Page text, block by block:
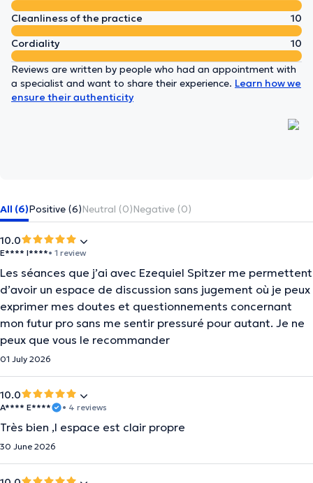
Cleanliness of the practice
10
Cordiality
10
Reviews are written by people who had an appointment with
a specialist and want to share their experience. Learn how we
ensure their authenticity
All (6)Positive (6)Neutral (0)Negative (0)
10.0
E**** I****• 1 review
Les séances que j’ai avec Ezequiel Spitzer me permettent
d’avoir un espace de discussion sans jugement où je peux
exprimer mes doutes et questionnements concernant
mon futur pro sans me sentir pressuré pour autant. Je ne
peux que vous le recommander
01 July 2026
10.0
A**** E**** • 4 reviews
Très bien ,l espace est clair propre
30 June 2026